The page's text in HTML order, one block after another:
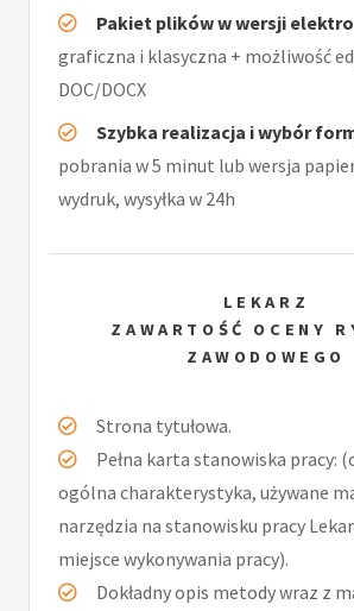
Pakiet plików w wersji
graficzna i klasyczna + możliwość
DOC/DOCX
Szybka realizacja i wybór
pobrania w 5 minut lub wersja
wydruk, wysyłka w 24h
LEKARZ
ZAWARTOŚĆ OCENY
ZAWODOWEGO
Strona tytułowa.
Pełna karta stanowiska pracy:
ogólna charakterystyka, używane
narzędzia na stanowisku pracy
miejsce wykonywania pracy).
Dokładny opis metody wraz z